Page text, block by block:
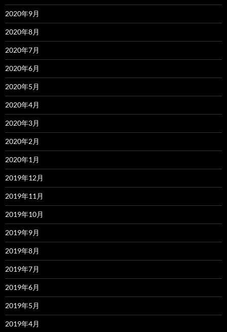
2020年9月
2020年8月
2020年7月
2020年6月
2020年5月
2020年4月
2020年3月
2020年2月
2020年1月
2019年12月
2019年11月
2019年10月
2019年9月
2019年8月
2019年7月
2019年6月
2019年5月
2019年4月